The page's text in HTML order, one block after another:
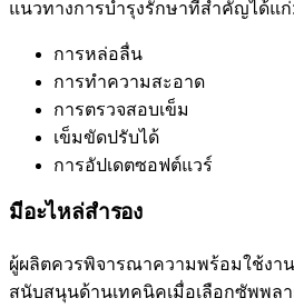
แนวทางการบำรุงรักษาที่สำคัญได้แก่:
การหล่อลื่น
การทำความสะอาด
การตรวจสอบเข็ม
เข็มขัดปรับได้
การอัปเดตซอฟต์แวร์
มีอะไหล่สำรอง
ผู้ผลิตควรพิจารณาความพร้อมใช้งา
สนับสนุนด้านเทคนิคเมื่อเลือกซัพพลา